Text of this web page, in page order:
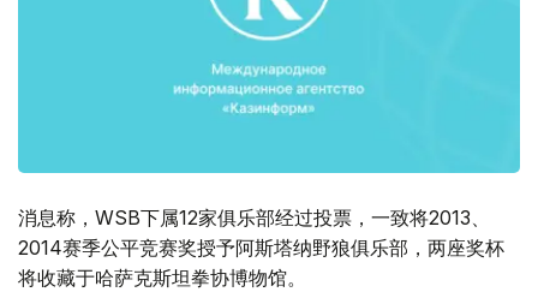
消息称，WSB下属12家俱乐部经过投票，一致将2013、
2014赛季公平竞赛奖授予阿斯塔纳野狼俱乐部，两座奖杯
将收藏于哈萨克斯坦拳协博物馆。